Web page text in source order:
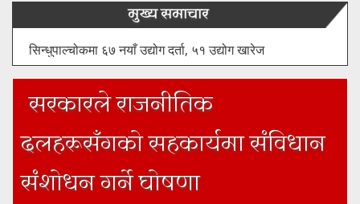
मुख्य समाचार
१२८ मेगावाट क्षमताको तमोर–मेवा जलविद्युत् आयोजनाको सुरुङ
निर्माण कार्य औपचारिक रूपमा सुरु
सरकारले राजनीतिक
दलहरूसँगको सहकार्यमा संविधान
संशोधन गर्ने घोषणा